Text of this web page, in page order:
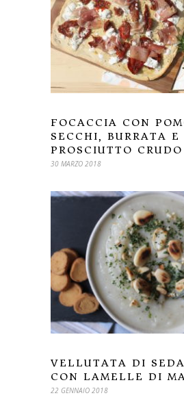
FOCACCIA CON
SECCHI, BURRATA E
PROSCIUTTO CRUDO
30 MARZO 2018
VELLUTATA DI
CON LAMELLE DI
22 GENNAIO 2018